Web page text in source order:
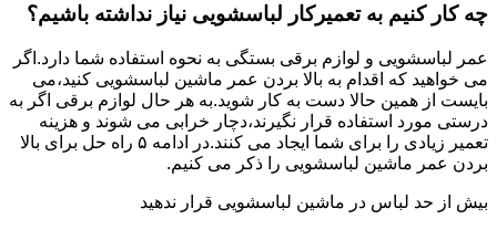
چه کار کنیم به تعمیرکار لباسشویی نیاز نداشته باشیم؟
عمر لباسشویی و لوازم برقی بستگی به نحوه استفاده شما دارد.اگر
می خواهید که اقدام به بالا بردن عمر ماشین لباسشویی کنید،می
بایست از همین حالا دست به کار شوید.به هر حال لوازم برقی اگر به
درستی مورد استفاده قرار نگیرند،دچار خرابی می شوند و هزینه
تعمیر زیادی را برای شما ایجاد می کنند.در ادامه ۵ راه حل برای بالا
بردن عمر ماشین لباسشویی را ذکر می کنیم.
بیش از حد لباس در ماشین لباسشویی قرار ندهید